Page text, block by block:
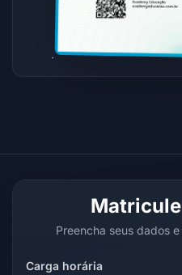
Preencha seus dados
Carga horária